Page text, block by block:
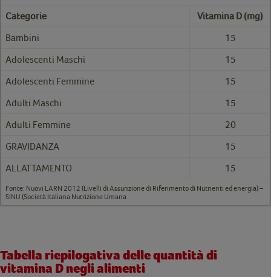
Categorie
Vitamina D (mg)
Bambini
15
Adolescenti Maschi
15
Adolescenti Femmine
15
Adulti Maschi
15
Adulti Femmine
20
GRAVIDANZA
15
ALLATTAMENTO
15
Fonte: Nuovi LARN 2012 (Livelli di Assunzione di Riferimento di Nutrienti ed energia) –
SINU (Società Italiana Nutrizione Umana
Tabella riepilogativa delle quantità di
vitamina D negli alimenti